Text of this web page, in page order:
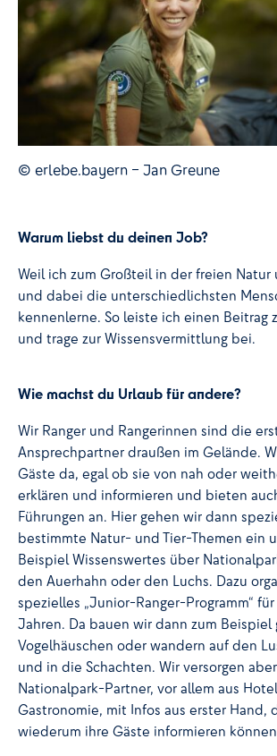
© erlebe.bayern – Jan Greune
Warum liebst du deinen Job?
Weil ich zum Großteil in der freien Natur
und dabei die unterschiedlichsten
kennenlerne. So leiste ich einen Beitrag
und trage zur Wissensvermittlung bei.
Wie machst du Urlaub für andere?
Wir Ranger und Rangerinnen sind die
Ansprechpartner draußen im Gelände.
Gäste da, egal ob sie von nah oder
erklären und informieren und bieten
Führungen an. Hier gehen wir dann
bestimmte Natur- und Tier-Themen ein
Beispiel Wissenswertes über
den Auerhahn oder den Luchs. Dazu
spezielles „Junior-Ranger-Programm“
Jahren. Da bauen wir dann zum Beispiel
Vogelhäuschen oder wandern auf den
und in die Schachten. Wir versorgen
Nationalpark-Partner, vor allem aus
Gastronomie, mit Infos aus erster Hand,
wiederum ihre Gäste informieren